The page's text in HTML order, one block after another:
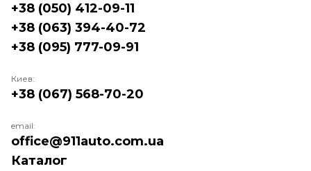
Каталог
+38 (050) 412-09-11
+38 (063) 394-40-72
+38 (095) 777-09-91
Киев:
+38 (067) 568-70-20
email:
office@911auto.com.ua